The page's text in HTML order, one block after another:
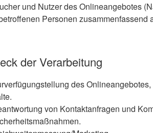
und Nutzer des Onlineangebotes
Personen zusammenfassend
der Verarbeitung
des
von Kontaktanfragen und